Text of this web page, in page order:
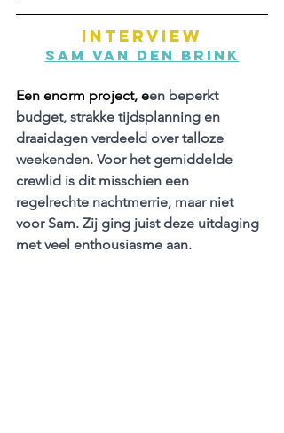
INTERVIEW
Sam van den Brink
Een enorm project, een beperkt
budget, strakke tijdsplanning en
draaidagen verdeeld over talloze
weekenden. Voor het gemiddelde
crewlid is dit misschien een
regelrechte nachtmerrie, maar niet
voor Sam. Zij ging juist deze uitdaging
met veel enthousiasme aan.